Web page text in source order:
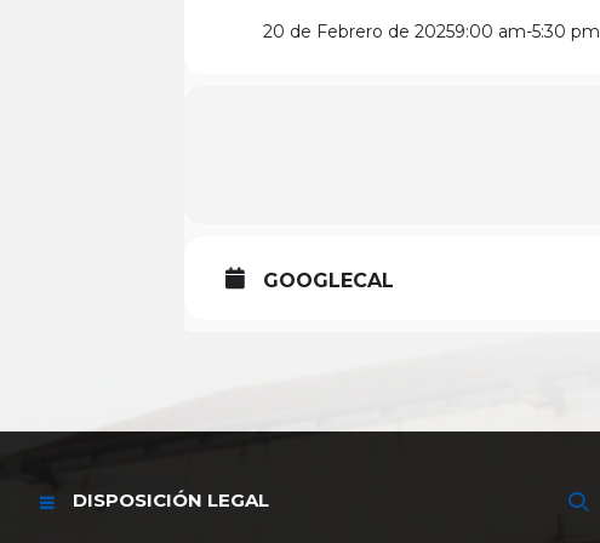
20 de Febrero de 20259:00 am-5:30 pm
GOOGLECAL
DISPOSICIÓN LEGAL